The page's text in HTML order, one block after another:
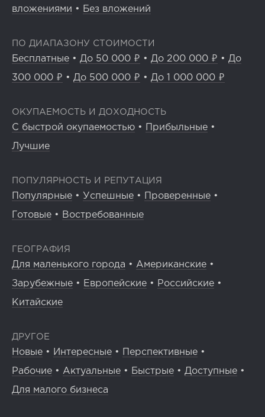
вложениями • Без вложений
ПО ДИАПАЗОНУ СТОИМОСТИ
Бесплатные • До 50 000 ₽ • До 200 000 ₽ • До
300 000 ₽ • До 500 000 ₽ • До 1 000 000 ₽
ОКУПАЕМОСТЬ И ДОХОДНОСТЬ
С быстрой окупаемостью • Прибыльные •
Лучшие
ПОПУЛЯРНОСТЬ И РЕПУТАЦИЯ
Популярные • Успешные • Проверенные •
Готовые • Востребованные
ГЕОГРАФИЯ
Для маленького города • Американские •
Зарубежные • Европейские • Российские •
Китайские
ДРУГОЕ
Новые • Интересные • Перспективные •
Рабочие • Актуальные • Быстрые • Доступные •
Для малого бизнеса